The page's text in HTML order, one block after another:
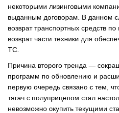
некоторыми лизинговыми
выданным договорам. В данном
возврат транспортных средств
возврат части техники для
ТС.
Причина второго тренда —
программ по обновлению и
первую очередь связано с тем,
тягач с полуприцепом стал
невозможно окупить текущими